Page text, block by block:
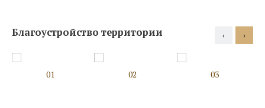
Благоустройство территории
01 02 03
‹ ›